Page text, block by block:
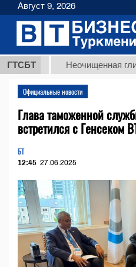
ГТСБТНеочищенная
Официальные новости
Глава таможенной
встретился с Генсеком
БТ
12:45 27.06.2025
Август 9, 2026